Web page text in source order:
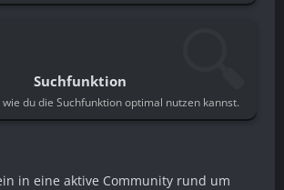
Suchfunktion
du die Suchfunktion optimal nutzen kannst.
in eine aktive Community rund um